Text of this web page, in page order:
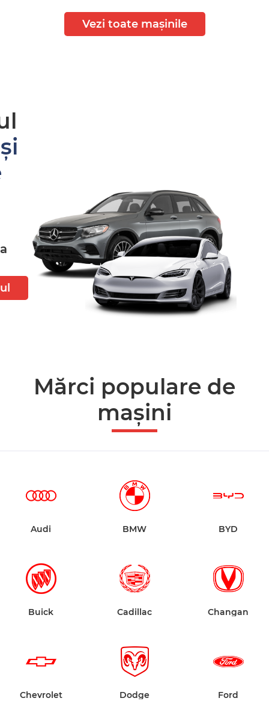
Vezi toate mașinile
Mărci populare de
mașini
Audi BMW BYD
Buick Cadillac Changan
Chevrolet Dodge Ford